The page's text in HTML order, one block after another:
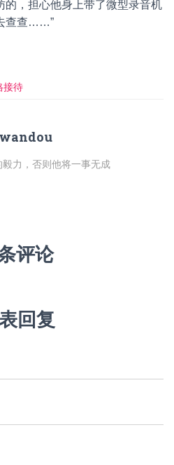
的，担心他身上带了微型录音机
查查……”
接待
力，否则他将一事无成
评论
回复